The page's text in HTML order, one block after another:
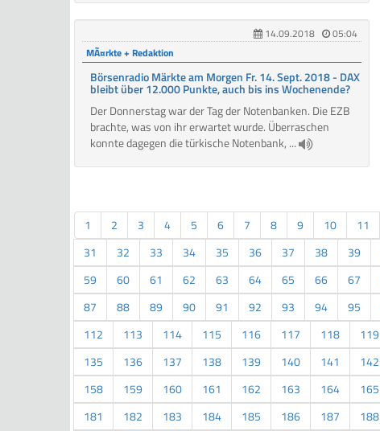
14.09.2018
05:04
MÃ¤rkte + Redaktion
Börsenradio Märkte am Morgen Fr. 14. Sept. 2018 - DAX
bleibt über 12.000 Punkte, auch bis ins Wochenende?
Der Donnerstag war der Tag der Notenbanken. Die EZB
brachte, was von ihr erwartet wurde. Überraschen
konnte dagegen die türkische Notenbank, ...
1 2 3 4 5 6 7 8 9 10 11
31
32 33 34 35 36 37 38 39
59
60 61 62 63 64 65 66 67
87
88 89 90 91 92 93 94 95
112
113 114 115 116 117 118 119
135
136 137 138 139 140 141 142
158
159 160 161 162 163 164 165
181
182 183 184 185 186 187 188